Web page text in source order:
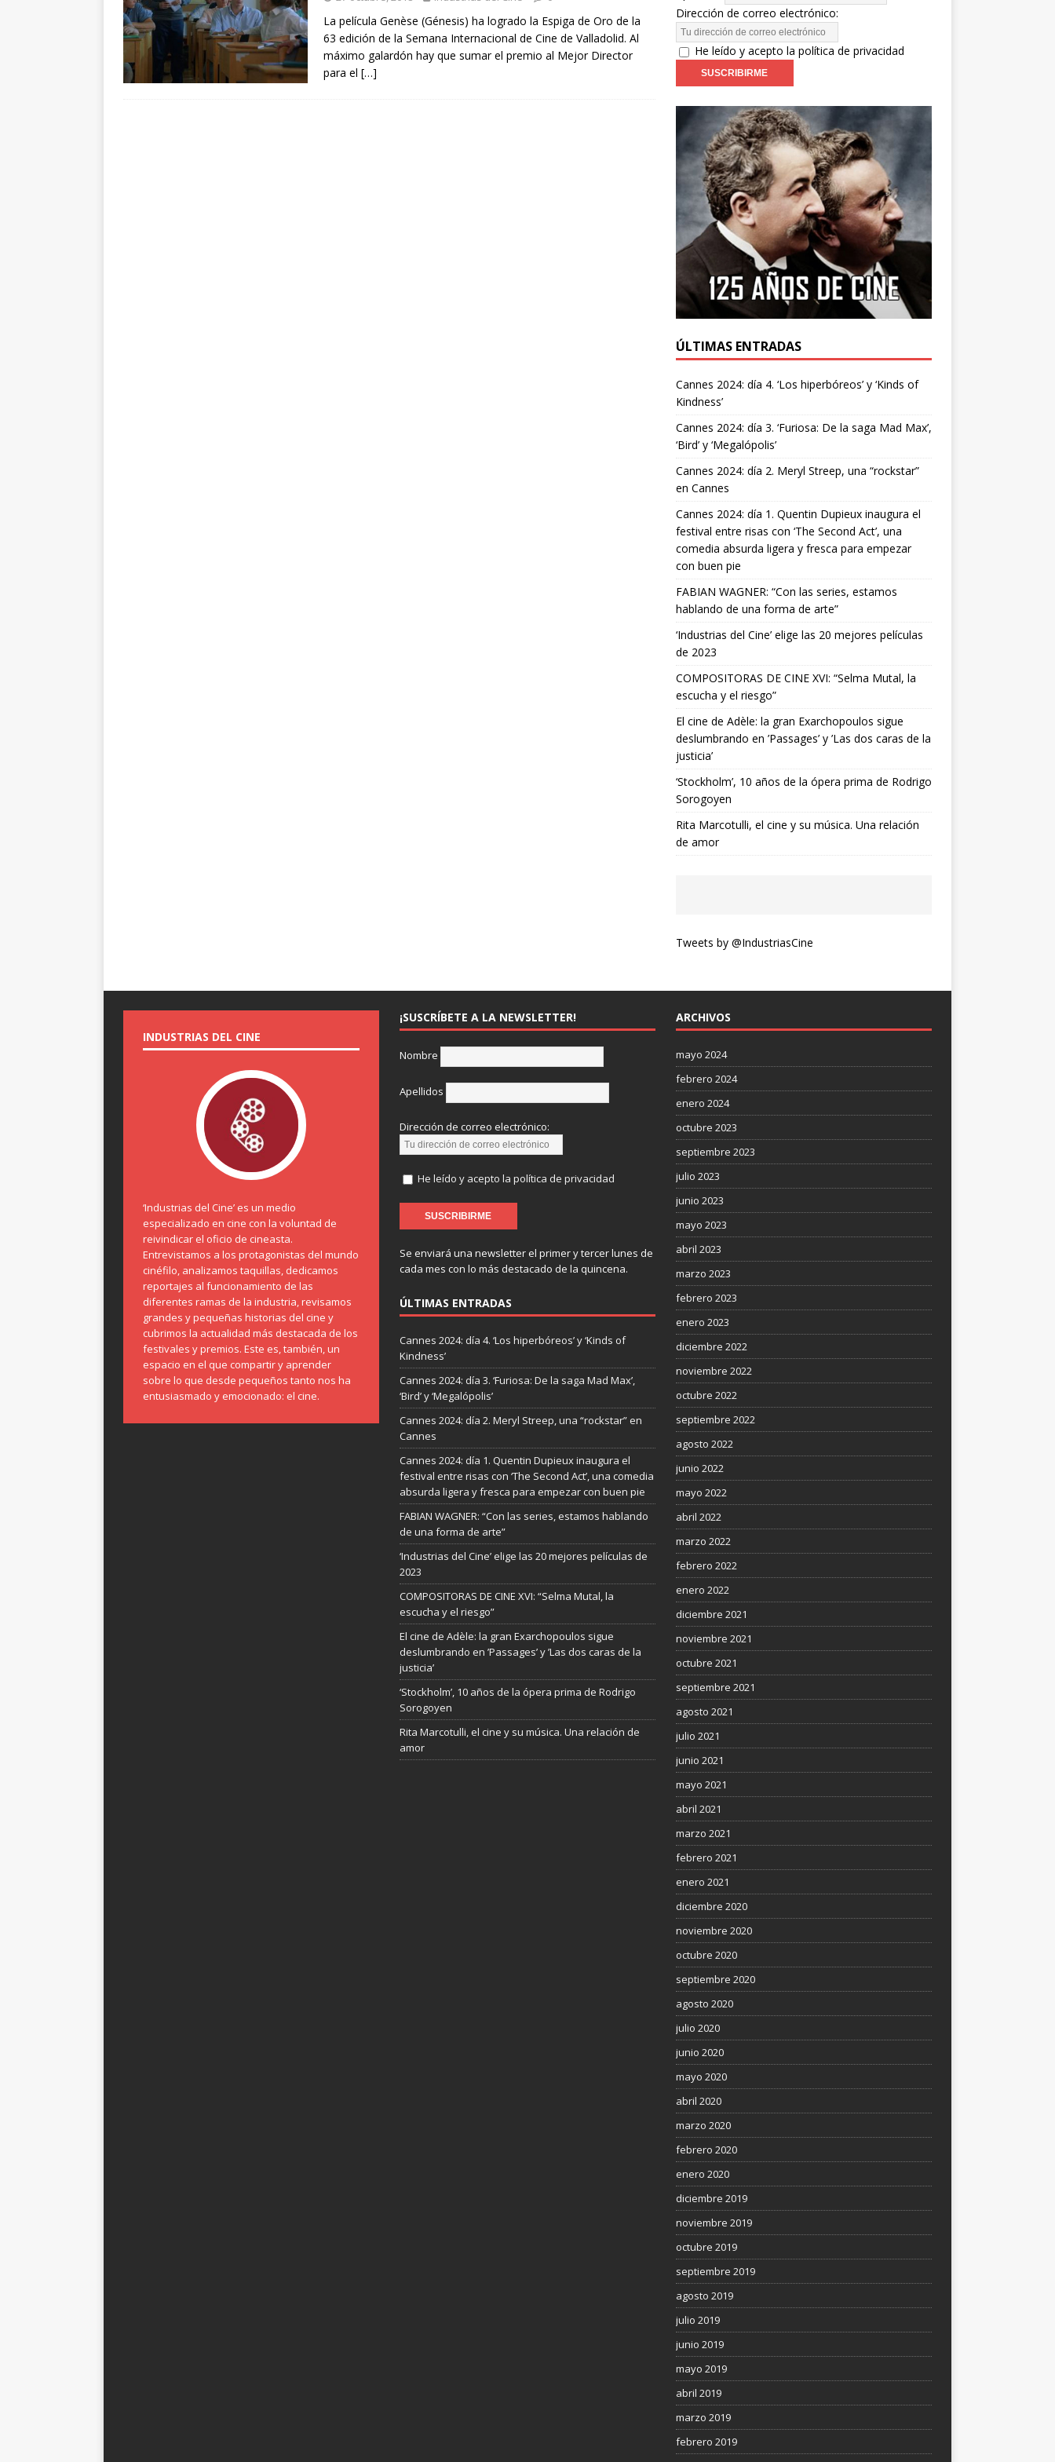
arte”
ENTREVISTAS
[ 18 mayo, 2024 ]
Cannes 2024: día 4. ‘Los hiperbóreos’ y ‘Kinds of Kindness’ FESTIVALES
La película Genèse (Génesis) ha logrado la Espiga de Oro de la
63 edición de la Semana Internacional de Cine de Valladolid. Al
máximo galardón hay que sumar el premio al Mejor Director
para el […]
Dirección de correo electrónico:
He leído y acepto la política de privacidad
ÚLTIMAS ENTRADAS
Cannes 2024: día 4. ‘Los hiperbóreos’ y ‘Kinds of
Kindness’
Cannes 2024: día 3. ‘Furiosa: De la saga Mad Max’,
‘Bird’ y ‘Megalópolis’
Cannes 2024: día 2. Meryl Streep, una “rockstar”
en Cannes
Cannes 2024: día 1. Quentin Dupieux inaugura el
festival entre risas con ‘The Second Act’, una
comedia absurda ligera y fresca para empezar
con buen pie
FABIAN WAGNER: “Con las series, estamos
hablando de una forma de arte”
‘Industrias del Cine’ elige las 20 mejores películas
de 2023
COMPOSITORAS DE CINE XVI: “Selma Mutal, la
escucha y el riesgo”
El cine de Adèle: la gran Exarchopoulos sigue
deslumbrando en ’Passages’ y ’Las dos caras de la
justicia’
‘Stockholm’, 10 años de la ópera prima de Rodrigo
Sorogoyen
Rita Marcotulli, el cine y su música. Una relación
de amor
Tweets by @IndustriasCine
INDUSTRIAS DEL CINE
‘Industrias del Cine’ es un medio
especializado en cine con la voluntad de
reivindicar el oficio de cineasta.
Entrevistamos a los protagonistas del mundo
cinéfilo, analizamos taquillas, dedicamos
reportajes al funcionamiento de las
diferentes ramas de la industria, revisamos
grandes y pequeñas historias del cine y
cubrimos la actualidad más destacada de los
festivales y premios. Este es, también, un
espacio en el que compartir y aprender
sobre lo que desde pequeños tanto nos ha
entusiasmado y emocionado: el cine.
¡SUSCRÍBETE A LA NEWSLETTER!
Nombre
Apellidos
Dirección de correo electrónico:
He leído y acepto la política de privacidad
Se enviará una newsletter el primer y tercer lunes de
cada mes con lo más destacado de la quincena.
ÚLTIMAS ENTRADAS
Cannes 2024: día 4. ‘Los hiperbóreos’ y ‘Kinds of
Kindness’
Cannes 2024: día 3. ‘Furiosa: De la saga Mad Max’,
‘Bird’ y ‘Megalópolis’
Cannes 2024: día 2. Meryl Streep, una “rockstar” en
Cannes
Cannes 2024: día 1. Quentin Dupieux inaugura el
festival entre risas con ‘The Second Act’, una comedia
absurda ligera y fresca para empezar con buen pie
FABIAN WAGNER: “Con las series, estamos hablando
de una forma de arte”
‘Industrias del Cine’ elige las 20 mejores películas de
2023
COMPOSITORAS DE CINE XVI: “Selma Mutal, la
escucha y el riesgo”
El cine de Adèle: la gran Exarchopoulos sigue
deslumbrando en ’Passages’ y ’Las dos caras de la
justicia’
‘Stockholm’, 10 años de la ópera prima de Rodrigo
Sorogoyen
Rita Marcotulli, el cine y su música. Una relación de
amor
ARCHIVOS
mayo 2024
febrero 2024
enero 2024
octubre 2023
septiembre 2023
julio 2023
junio 2023
mayo 2023
abril 2023
marzo 2023
febrero 2023
enero 2023
diciembre 2022
noviembre 2022
octubre 2022
septiembre 2022
agosto 2022
junio 2022
mayo 2022
abril 2022
marzo 2022
febrero 2022
enero 2022
diciembre 2021
noviembre 2021
octubre 2021
septiembre 2021
agosto 2021
julio 2021
junio 2021
mayo 2021
abril 2021
marzo 2021
febrero 2021
enero 2021
diciembre 2020
noviembre 2020
octubre 2020
septiembre 2020
agosto 2020
julio 2020
junio 2020
mayo 2020
abril 2020
marzo 2020
febrero 2020
enero 2020
diciembre 2019
noviembre 2019
octubre 2019
septiembre 2019
agosto 2019
julio 2019
junio 2019
mayo 2019
abril 2019
marzo 2019
febrero 2019